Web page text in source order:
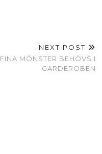
NEXT POST
FINA MÖNSTER BEHÖVS I
GARDEROBEN